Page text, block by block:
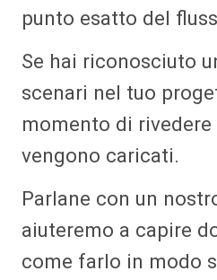
punto esatto del
Se hai riconosciuto
scenari nel tuo
momento di
vengono caricati.
Parlane con un
aiuteremo a capire
come farlo in modo